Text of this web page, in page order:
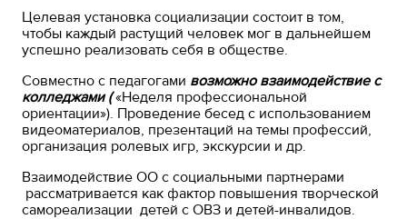
Целевая установка социализации состоит в том,
чтобы каждый растущий человек мог в дальнейшем
успешно реализовать себя в обществе.
Совместно с педагогами возможно взаимодействие с
колледжами («Неделя профессиональной
ориентации»). Проведение бесед с использованием
видеоматериалов, презентаций на темы профессий,
организация ролевых игр, экскурсии и др.
Взаимодействие ОО с социальными партнерами
рассматривается как фактор повышения творческой
самореализации детей с ОВЗ и детей-инвалидов.